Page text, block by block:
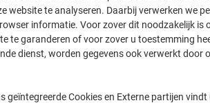
SX 525 W Printer Inkt
website te analyseren. Daarbij verwerken we
informatie. Voor zover dit noodzakelijk is
te garanderen of voor zover u toestemming
dienst, worden gegevens ook verwerkt door
geïntegreerde Cookies en Externe partijen vindt